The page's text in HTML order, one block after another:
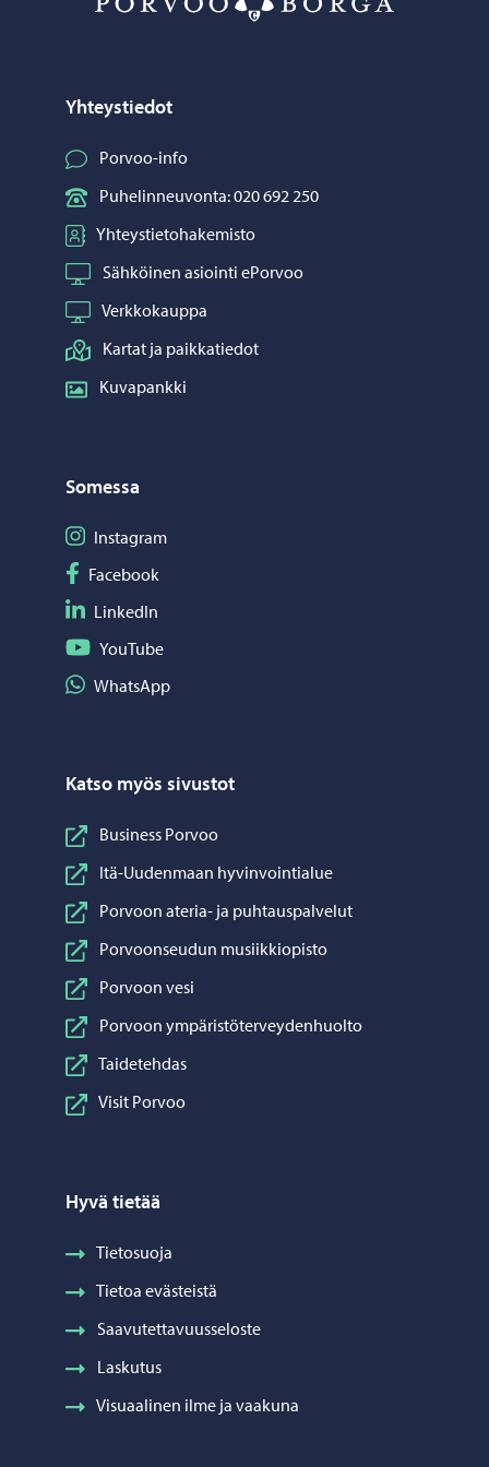
Yhteystiedot
Porvoo-info
Puhelinneuvonta: 020 692 250
Yhteystietohakemisto
Sähköinen asiointi ePorvoo
Verkkokauppa
Kartat ja paikkatiedot
Kuvapankki
Somessa
Seuraa Instagram
Instagram
Seuraa Facebook
Facebook
Seuraa LinkedIn
LinkedIn
Seuraa YouTube
YouTube
Jaa WhatsApp
WhatsApp
Katso myös sivustot
Business Porvoo
Itä-Uudenmaan hyvinvointialue
Porvoon ateria- ja puhtauspalvelut
Porvoonseudun musiikkiopisto
Porvoon vesi
Porvoon ympäristöterveydenhuolto
Taidetehdas
Visit Porvoo
Hyvä tietää
Tietosuoja
Tietoa evästeistä
Saavutettavuusseloste
Laskutus
Visuaalinen ilme ja vaakuna